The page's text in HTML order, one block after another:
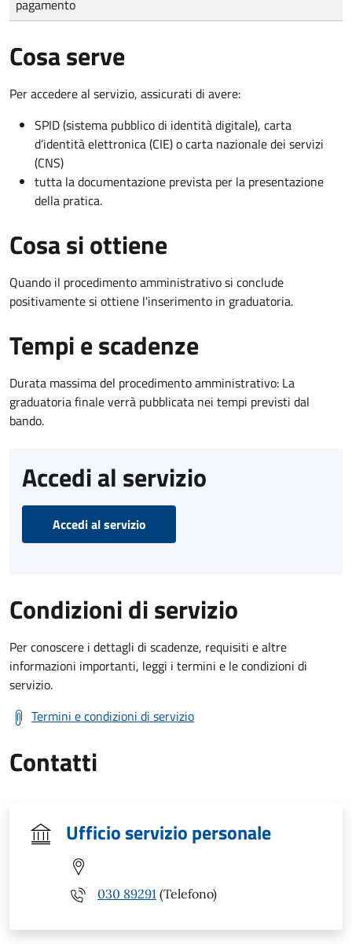
pagamento
Cosa serve
Per accedere al servizio, assicurati di avere:
SPID (sistema pubblico di identità digitale), carta
d’identità elettronica (CIE) o carta nazionale dei servizi
(CNS)
tutta la documentazione prevista per la presentazione
della pratica.
Cosa si ottiene
Quando il procedimento amministrativo si conclude
positivamente si ottiene l'inserimento in graduatoria.
Tempi e scadenze
Durata massima del procedimento amministrativo: La
graduatoria finale verrà pubblicata nei tempi previsti dal
bando.
Accedi al servizio
Accedi al servizio
Condizioni di servizio
Per conoscere i dettagli di scadenze, requisiti e altre
informazioni importanti, leggi i termini e le condizioni di
servizio.
Termini e condizioni di servizio
Contatti
Ufficio servizio personale
030 89291 (Telefono)